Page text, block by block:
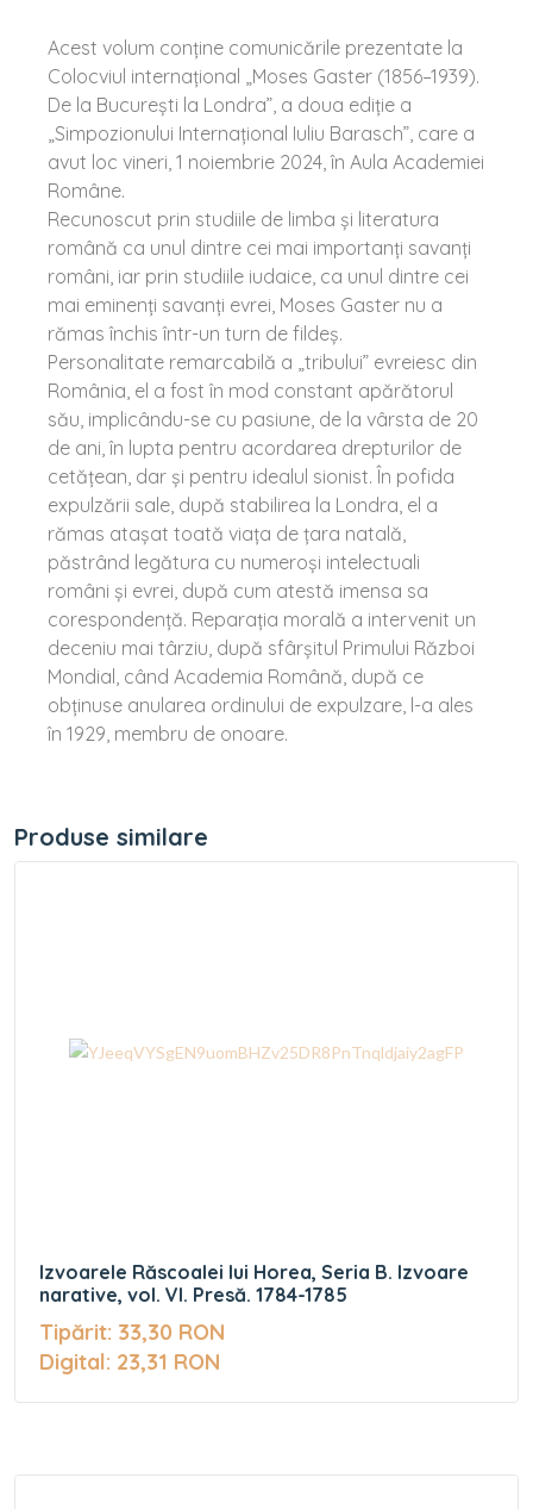
Acest volum conține comunicările prezentate la
Colocviul internațional „Moses Gaster (1856–1939).
De la București la Londra”, a doua ediție a
„Simpozionului Internațional Iuliu Barasch”, care a
avut loc vineri, 1 noiembrie 2024, în Aula Academiei
Române.
Recunoscut prin studiile de limba și literatura
română ca unul dintre cei mai importanți savanți
români, iar prin studiile iudaice, ca unul dintre cei
mai eminenți savanți evrei, Moses Gaster nu a
rămas închis într-un turn de fildeș.
Personalitate remarcabilă a „tribului” evreiesc din
România, el a fost în mod constant apărătorul
său, implicându-se cu pasiune, de la vârsta de 20
de ani, în lupta pentru acordarea drepturilor de
cetățean, dar și pentru idealul sionist. În pofida
expulzării sale, după stabilirea la Londra, el a
rămas atașat toată viața de țara natală,
păstrând legătura cu numeroși intelectuali
români și evrei, după cum atestă imensa sa
corespondență. Reparația morală a intervenit un
deceniu mai târziu, după sfârșitul Primului Război
Mondial, când Academia Română, după ce
obținuse anularea ordinului de expulzare, l-a ales
în 1929, membru de onoare.
Produse similare
Izvoarele Răscoalei lui Horea, Seria B. Izvoare
narative, vol. VI. Presă. 1784-1785
Tipărit: 33,30 RON
Digital: 23,31 RON